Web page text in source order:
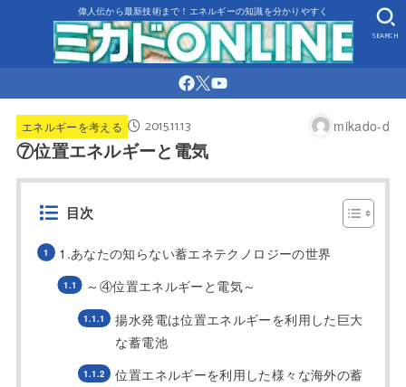
偉人伝から最新技術まで！エネルギーの知識を分かりやすく
SEARCH
エネルギーを考える 2015.11.13 mikado-d
⑦位置エネルギーと電気
目次
1.あなたの知らない蓄エネテクノロジーの世界
～④位置エネルギーと電気～
揚水発電は位置エネルギーを利用した巨大
な蓄電池
位置エネルギーを利用した様々な海外の蓄